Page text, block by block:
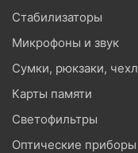
Стабилизаторы
Микрофоны и звук
Сумки, рюкзаки,
Карты памяти
Светофильтры
Оптические приборы